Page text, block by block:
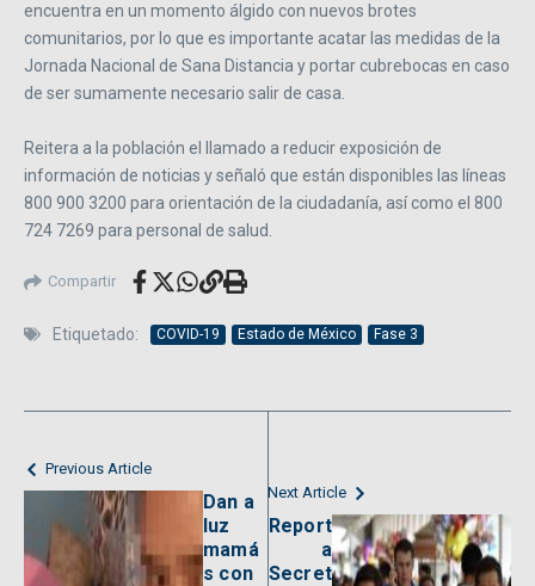
encuentra en un momento álgido con nuevos brotes
comunitarios, por lo que es importante acatar las medidas de la
Jornada Nacional de Sana Distancia y portar cubrebocas en caso
de ser sumamente necesario salir de casa.
Reitera a la población el llamado a reducir exposición de
información de noticias y señaló que están disponibles las líneas
800 900 3200 para orientación de la ciudadanía, así como el 800
724 7269 para personal de salud.
Compartir
Etiquetado: COVID-19 Estado de México Fase 3
Previous Article
Dan a
luz
mamá
s con
Next Article
Report
a
Secret